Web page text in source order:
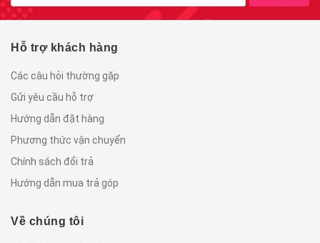
Hỗ trợ khách hàng
Các câu hỏi thường gặp
Gửi yêu cầu hỗ trợ
Hướng dẫn đặt hàng
Phương thức vận chuyển
Chính sách đổi trả
Hướng dẫn mua trả góp
Về chúng tôi